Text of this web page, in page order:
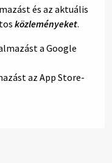
és az aktuális
közleményeket.